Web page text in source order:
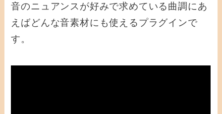
音のニュアンスが好みで求めている曲調にあ
えばどんな音素材にも使えるプラグインで
す。